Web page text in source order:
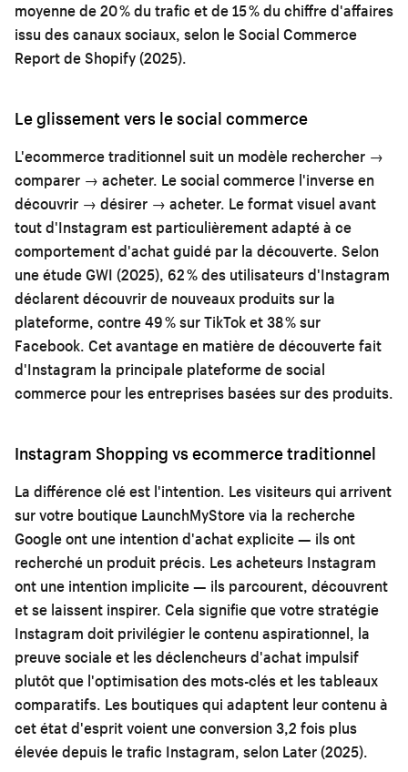
moyenne de 20 % du trafic et de 15 % du chiffre d'affaires
issu des canaux sociaux, selon le Social Commerce
Report de Shopify (2025).
Le glissement vers le social commerce
L'ecommerce traditionnel suit un modèle rechercher →
comparer → acheter. Le social commerce l'inverse en
découvrir → désirer → acheter. Le format visuel avant
tout d'Instagram est particulièrement adapté à ce
comportement d'achat guidé par la découverte. Selon
une étude GWI (2025), 62 % des utilisateurs d'Instagram
déclarent découvrir de nouveaux produits sur la
plateforme, contre 49 % sur TikTok et 38 % sur
Facebook. Cet avantage en matière de découverte fait
d'Instagram la principale plateforme de social
commerce pour les entreprises basées sur des produits.
Instagram Shopping vs ecommerce traditionnel
La différence clé est l'intention. Les visiteurs qui arrivent
sur votre boutique LaunchMyStore via la recherche
Google ont une intention d'achat explicite — ils ont
recherché un produit précis. Les acheteurs Instagram
ont une intention implicite — ils parcourent, découvrent
et se laissent inspirer. Cela signifie que votre stratégie
Instagram doit privilégier le contenu aspirationnel, la
preuve sociale et les déclencheurs d'achat impulsif
plutôt que l'optimisation des mots-clés et les tableaux
comparatifs. Les boutiques qui adaptent leur contenu à
cet état d'esprit voient une conversion 3,2 fois plus
élevée depuis le trafic Instagram, selon Later (2025).